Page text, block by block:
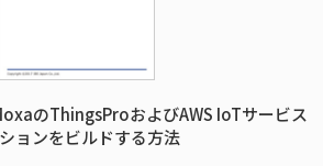
のThingsProおよびAWS IoTサービス
ョンをビルドする方法